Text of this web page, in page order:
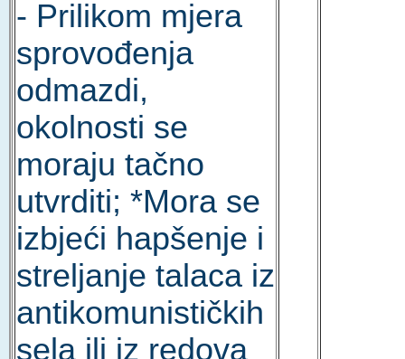
- Prilikom mjera
sprovođenja
odmazdi,
okolnosti se
moraju tačno
utvrditi; *Mora se
izbjeći hapšenje i
streljanje talaca iz
antikomunističkih
sela ili iz redova